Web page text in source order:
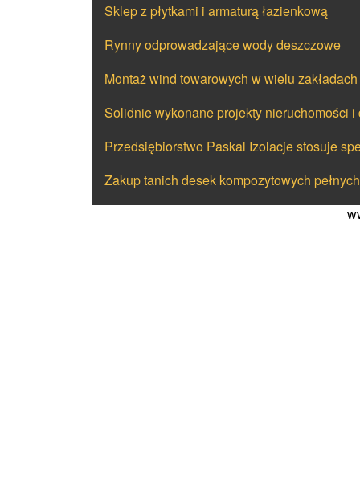
Sklep z płytkami i armaturą łazienkową
Rynny odprowadzające wody deszczowe
Montaż wind towarowych w wielu
Solidnie wykonane projekty nieruchomości
Przedsiębiorstwo Paskal Izolacje stosuje
Zakup tanich desek kompozytowych pełnych